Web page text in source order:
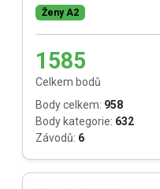
Ženy A2
1585
Celkem bodů
Body celkem: 958
Body kategorie: 632
Závodů: 6